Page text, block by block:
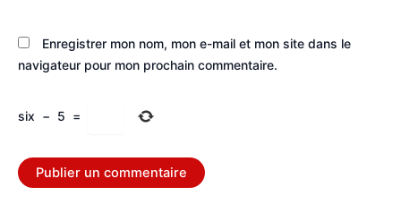
Enregistrer mon nom, mon e-mail et mon site dans le
navigateur pour mon prochain commentaire.
six − 5 =